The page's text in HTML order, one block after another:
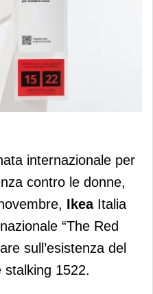
sul
e stalking
internazionale per
contro le donne,
IkeaItalia
“The Red
sull’esistenza del
1522.